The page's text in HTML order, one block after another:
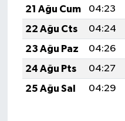
21 Ağu Cum
04:23
22 Ağu Cts
04:24
23 Ağu Paz
04:26
24 Ağu Pts
04:27
25 Ağu Sal
04:29